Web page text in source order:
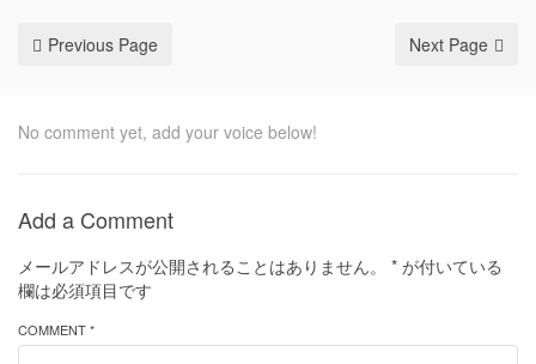
Previous Page Next Page
No comment yet, add your voice below!
Add a Comment
メールアドレスが公開されることはありません。 * が付いている
欄は必須項目です
COMMENT *